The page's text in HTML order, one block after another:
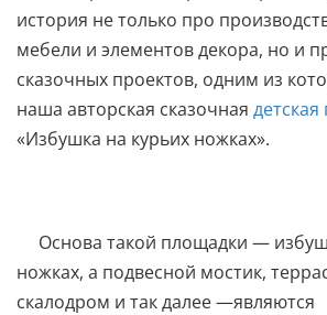
история не только про
мебели и элементов декора, но и
сказочных проектов, одним из
наша авторская сказочная
«Избушка на курьих ножках».
Основа такой площадки —
ножках, а подвесной мостик,
скалодром и так далее —являются